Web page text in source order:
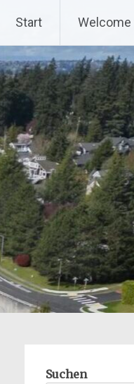
Start
Suchen